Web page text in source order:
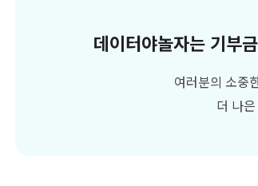
데이터야놀자는 기부
여러분의 소중
더 나